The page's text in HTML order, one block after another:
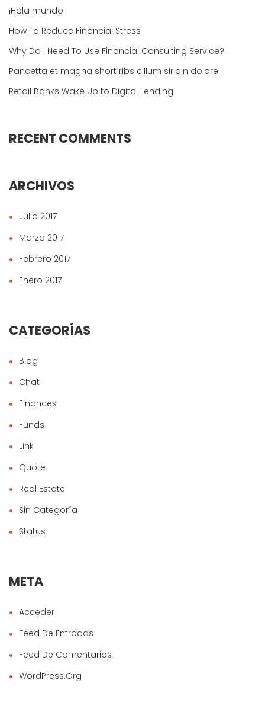
¡Hola mundo!
How To Reduce Financial Stress
Why Do I Need To Use Financial Consulting Service?
Pancetta et magna short ribs cillum sirloin dolore
Retail Banks Wake Up to Digital Lending
RECENT COMMENTS
ARCHIVOS
Julio 2017
Marzo 2017
Febrero 2017
Enero 2017
CATEGORÍAS
Blog
Chat
Finances
Funds
Link
Quote
Real Estate
Sin Categoría
Status
META
Acceder
Feed De Entradas
Feed De Comentarios
WordPress.org